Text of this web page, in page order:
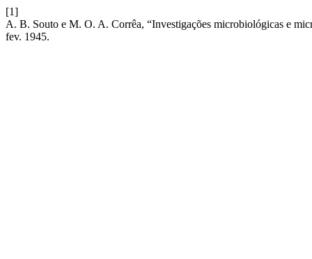
[1]
A. B. Souto e M. O. A. Corrêa, “Investigações microbiológicas e
fev. 1945.